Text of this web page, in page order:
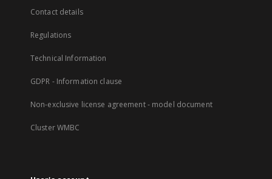
Contact details
Regulations
Technical Information
GDPR - Information clause
Non-exclusive license agreement - model document
Cluster WMBC